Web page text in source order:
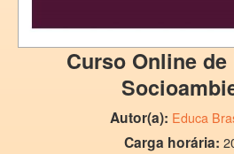
Curso Online
Autor(a): Educa
Carga horária: